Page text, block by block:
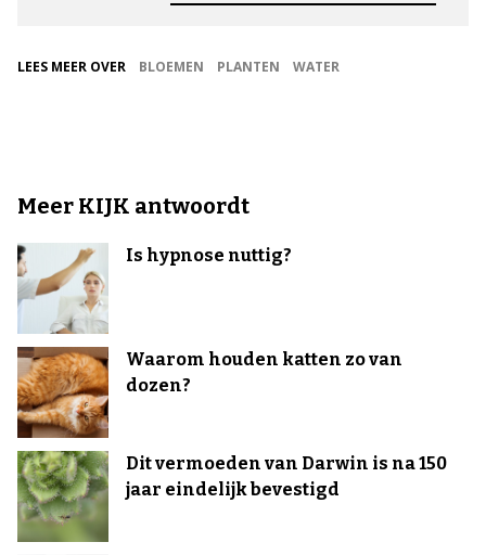
LEES MEER OVER BLOEMEN PLANTEN WATER
Meer KIJK antwoordt
Is hypnose nuttig?
Waarom houden katten zo van
dozen?
Dit vermoeden van Darwin is na 150
jaar eindelijk bevestigd